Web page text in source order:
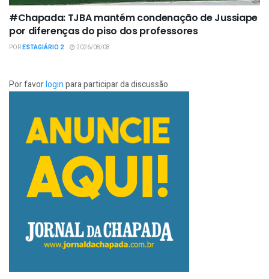
#Chapada: TJBA mantém condenação de Jussiape
por diferenças do piso dos professores
PORESTAGIÁRIO 2 2026/08/08
Por favorloginpara participar da discussão